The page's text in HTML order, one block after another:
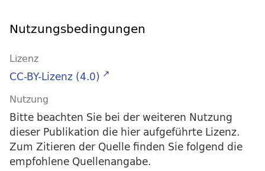
Nutzungsbedingungen
Lizenz
CC-BY-Lizenz (4.0)
Nutzung
Bitte beachten Sie bei der weiteren Nutzung
dieser Publikation die hier aufgeführte Lizenz.
Zum Zitieren der Quelle finden Sie folgend die
empfohlene Quellenangabe.